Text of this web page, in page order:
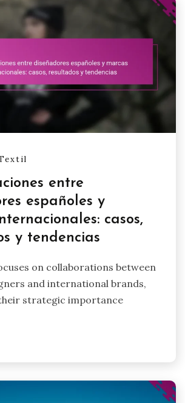
entre
españoles y
casos,
y tendencias
on collaborations between
and international brands,
strategic importance